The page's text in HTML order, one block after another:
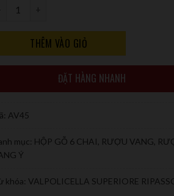
THÊM VÀO GIỎ
ĐẶT HÀNG NHANH
AV45
mục: HỘP GỖ 6 CHAI RƯỢU VANG
Ý
khóa: VALPOLICELLA SUPERIORE